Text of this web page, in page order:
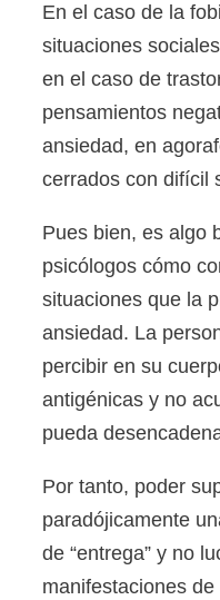
En el caso de la
situaciones
en el caso de
pensamientos
ansiedad, en
cerrados con difícil
Pues bien, es algo
psicólogos cómo
situaciones que la
ansiedad. La
percibir en su
antigénicas y no
pueda
Por tanto, poder
paradójicamente
de “entrega” y no
manifestaciones de